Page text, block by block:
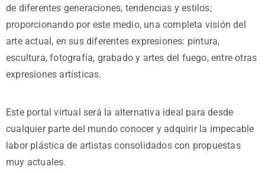
de diferentes generaciones, tendencias y estilos;
proporcionando por este medio, una completa visión del
arte actual, en sus diferentes expresiones: pintura,
escultura, fotografía, grabado y artes del fuego, entre otras
expresiones artísticas.
Este portal virtual será la alternativa ideal para desde
cualquier parte del mundo conocer y adquirir la impecable
labor plástica de artistas consolidados con propuestas
muy actuales.